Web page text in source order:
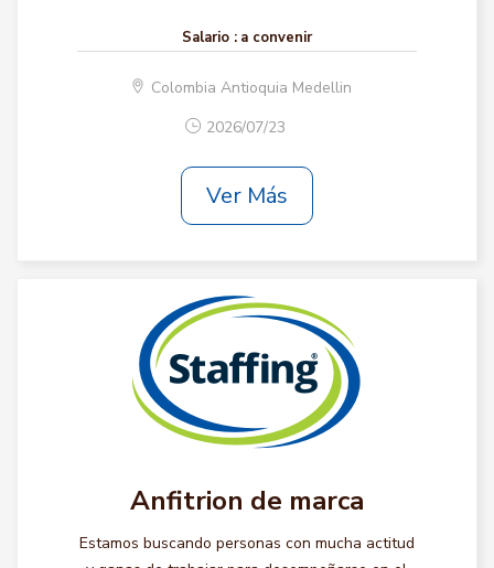
Salario : a convenir
Colombia Antioquia Medellin
2026/07/23
Ver Más
Anfitrion de marca
Estamos buscando personas con mucha actitud